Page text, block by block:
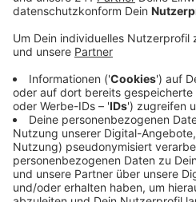
Anzeige
Außerdem sollte man die
der Müllcontainer voll, darf
gestellt werden. Alternativ
Pappe auch bei den
Dort gibt es Müllpressen, die
zerkleinern. Die